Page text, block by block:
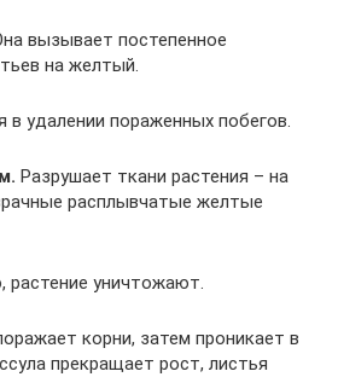
вызывает постепенное
на желтый.
в удалении пораженных побегов.
Разрушает ткани растения – на
расплывчатые желтые
растение уничтожают.
корни, затем проникает в
прекращает рост, листья